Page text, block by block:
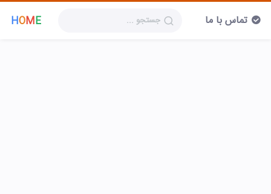
HOME تماس با ما